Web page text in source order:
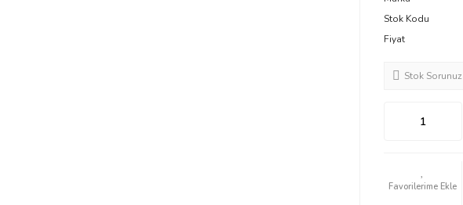
Stok Kodu
Fiyat
Stok Sorunuz